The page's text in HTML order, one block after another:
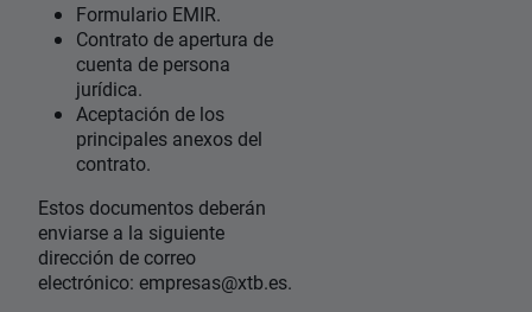
Formulario EMIR.
Contrato de apertura de
cuenta de persona
jurídica.
Aceptación de los
principales anexos del
contrato.
Estos documentos deberán
enviarse a la siguiente
dirección de correo
electrónico: empresas@xtb.es.